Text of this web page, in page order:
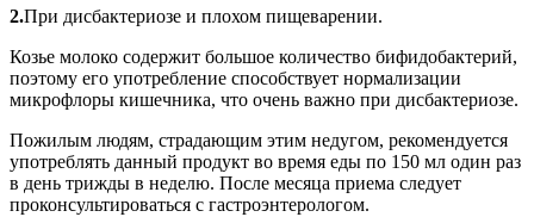
2.При дисбактериозе и плохом пищеварении.
Козье молоко содержит большое количество бифидобактерий,
поэтому его употребление способствует нормализации
микрофлоры кишечника, что очень важно при дисбактериозе.
Пожилым людям, страдающим этим недугом, рекомендуется
употреблять данный продукт во время еды по 150 мл один раз
в день трижды в неделю. После месяца приема следует
проконсультироваться с гастроэнтерологом.